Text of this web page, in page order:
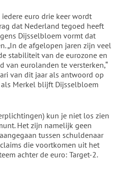
euro drie keer wordt
dat Nederland tegoed heeft
Dijsselbloem vormt dat
„In de afgelopen jaren zijn veel
stabiliteit van de eurozone en
van eurolanden te versterken,“
van dit jaar als antwoord op
Merkel blijft Dijsselbloem
kun je niet los zien
Het zijn namelijk geen
tussen schuldenaar
die voortkomen uit het
achter de euro: Target-2.